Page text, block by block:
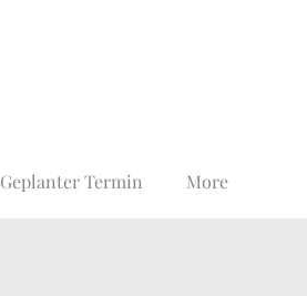
Geplanter Termin More